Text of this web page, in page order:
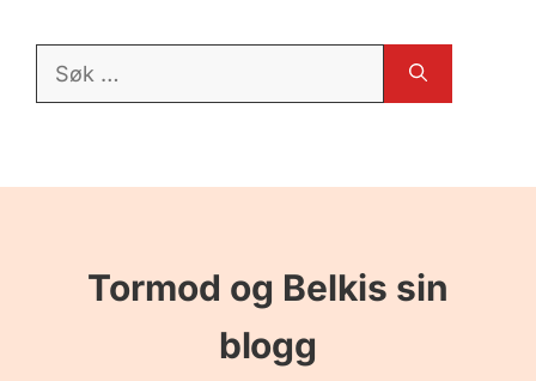
Søk
Tormod og Belkis sin
blogg